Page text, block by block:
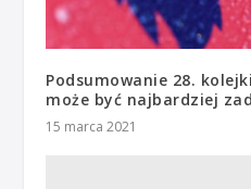
Podsumowanie 28.
może być najbardziej
15 marca 2021